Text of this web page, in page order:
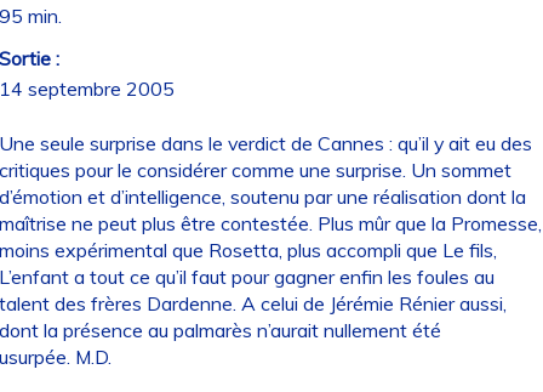
min.
:
septembre 2005
seule surprise dans le verdict de Cannes : qu’il y ait eu des
pour le considérer comme une surprise. Un sommet
et d’intelligence, soutenu par une réalisation dont la
ne peut plus être contestée. Plus mûr que la Promesse,
expérimental que Rosetta, plus accompli que Le fils,
a tout ce qu’il faut pour gagner enfin les foules au
des frères Dardenne. A celui de Jérémie Rénier aussi,
la présence au palmarès n’aurait nullement été
M.D.